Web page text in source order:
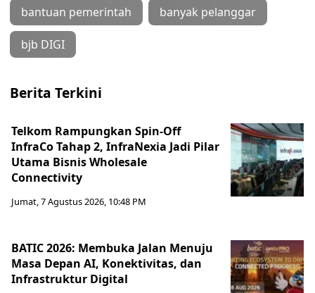
bantuan pemerintah banyak pelanggar
bjb DIGI
Berita Terkini
Telkom Rampungkan Spin-Off
InfraCo Tahap 2, InfraNexia Jadi Pilar
Utama Bisnis Wholesale
Connectivity
Jumat, 7 Agustus 2026, 10:48 PM
BATIC 2026: Membuka Jalan Menuju
Masa Depan AI, Konektivitas, dan
Infrastruktur Digital